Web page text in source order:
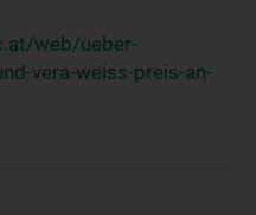
web/ueber-
vera-weiss-preis-an-